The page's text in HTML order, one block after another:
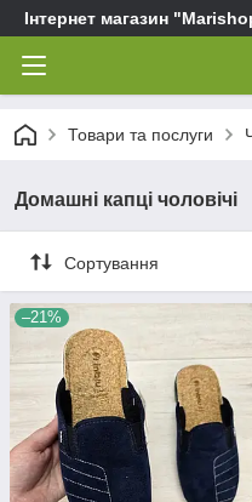
Інтернет магазин
Товари та послуги
Домашні капці чоловічі
Сортування
–21%